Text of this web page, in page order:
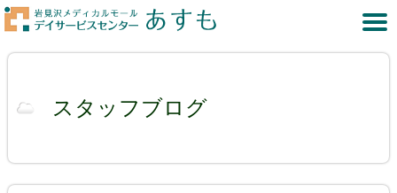
スタッフブログ